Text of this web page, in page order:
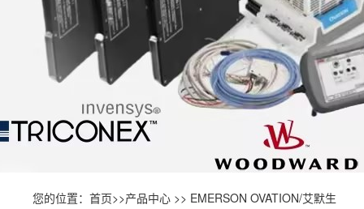
您的位置： 首页>>产品中心 >> EMERSON OVATION/艾默生